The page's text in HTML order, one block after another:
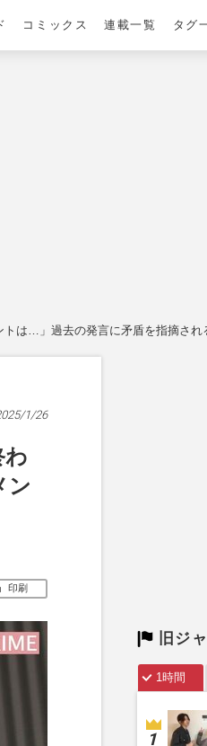
コミックス 連載一覧 タグ
トは…」過去の発言に矛盾を指摘され
1/26
わ
ン
印刷
旧ジ
1時間